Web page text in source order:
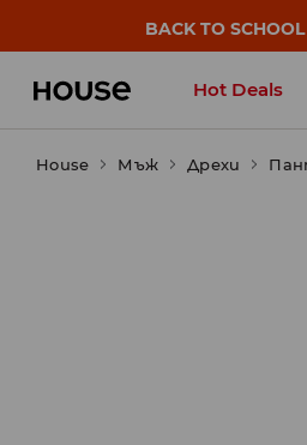
BACK TO SCHOOL
Hot Deals
House Мъж Дрехи